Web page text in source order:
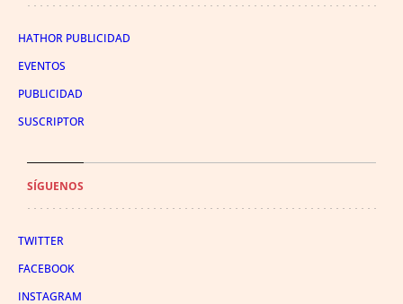
HATHOR PUBLICIDAD
EVENTOS
PUBLICIDAD
SUSCRIPTOR
SÍGUENOS
TWITTER
FACEBOOK
INSTAGRAM